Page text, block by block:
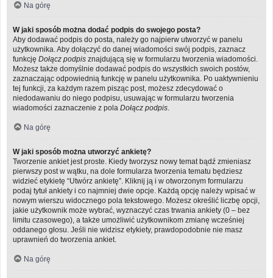
Na górę
W jaki sposób można dodać podpis do swojego posta?
Aby dodawać podpis do posta, należy go najpierw utworzyć w panelu
użytkownika. Aby dołączyć do danej wiadomości swój podpis, zaznacz
funkcję Dołącz podpis znajdującą się w formularzu tworzenia wiadomości.
Możesz także domyślnie dodawać podpis do wszystkich swoich postów,
zaznaczając odpowiednią funkcję w panelu użytkownika. Po uaktywnieniu
tej funkcji, za każdym razem pisząc post, możesz zdecydować o
niedodawaniu do niego podpisu, usuwając w formularzu tworzenia
wiadomości zaznaczenie z pola Dołącz podpis
Na górę
W jaki sposób można utworzyć ankietę?
Tworzenie ankiet jest proste. Kiedy tworzysz nowy temat bądź zmieniasz
pierwszy post w wątku, na dole formularza tworzenia tematu będziesz
widzieć etykietę “Utwórz ankietę”. Kliknij ją i w otworzonym formularzu
podaj tytuł ankiety i co najmniej dwie opcje. Każdą opcję należy wpisać w
nowym wierszu widocznego pola tekstowego. Możesz określić liczbę opcji,
jakie użytkownik może wybrać, wyznaczyć czas trwania ankiety (0 – bez
limitu czasowego), a także umożliwić użytkownikom zmianę wcześniej
oddanego głosu. Jeśli nie widzisz etykiety, prawdopodobnie nie masz
uprawnień do tworzenia ankiet.
Na górę